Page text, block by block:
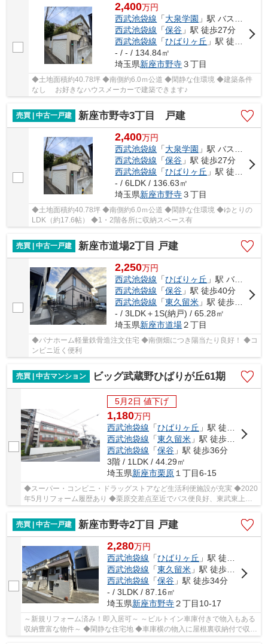
2,400万円
西武池袋線 「大泉学園 」駅 バス23分 「大泉学園」 停歩6分
西武池袋線 「保谷 」駅 徒歩27分
西武池袋線 「ひばりヶ丘 」駅 徒歩34分
- / - / 134.84㎡
埼玉県新座市野寺３丁目
◆土地面積約40.78坪 ◆南側約6.0ｍ公道 ◆閑静な住環境 ◆建築条件
なし お好きなハウスメーカーで建築できます♪
売買 | 中古一戸建 新座市野寺3丁目 戸建
2,400万円
西武池袋線 「大泉学園 」駅 バス23分 「大泉学園」 停歩6分
西武池袋線 「保谷 」駅 徒歩27分
西武池袋線 「ひばりヶ丘 」駅 徒歩34分
- / 6LDK / 136.63㎡
埼玉県新座市野寺３丁目
◆土地面積約40.78坪 ◆南側約6.0ｍ公道 ◆閑静な住環境 ◆ゆとりの
LDK（約17.6帖） ◆1・2階各所に収納スペース有
売買 | 中古一戸建 新座市道場2丁目 戸建
2,250万円
西武池袋線 「ひばりヶ丘 」駅 バス10分 「堀の内橋（新座市）」 停歩2分
西武池袋線 「保谷 」駅 徒歩40分
西武池袋線 「東久留米 」駅 徒歩47分
- / 3LDK＋1S(納戸) / 65.28㎡
埼玉県新座市道場２丁目
◆パナホーム軽量鉄骨造注文住宅 ◆南側畑につき陽当たり良好！ ◆コ
ンビニ近く便利
売買 | 中古マンション ビッグ武蔵野ひばりが丘61期
5月2日 値下げ
1,180万円
西武池袋線 「ひばりヶ丘 」駅 徒歩15分
西武池袋線 「東久留米 」駅 徒歩21分
西武池袋線 「保谷 」駅 徒歩36分
3階 / 1LDK / 44.29㎡
埼玉県新座市栗原 １丁目6-15
◆スーパー・コンビニ・ドラッグストアなど生活利便施設が充実 ◆2020
年5月リフォーム履歴あり ◆栗原交差点至近でバス便良好、東武東上線
方面へのアクセス可能 ◆ひばりヶ丘駅南口～武蔵...
売買 | 中古一戸建
新座市野寺2丁目 戸建
2,280万円
西武池袋線 「ひばりヶ丘 」駅 徒歩26分
西武池袋線 「東久留米 」駅 徒歩31分
西武池袋線 「保谷 」駅 徒歩34分
- / 3LDK / 87.16㎡
埼玉県新座市野寺２丁目10-17
～新規リフォーム済み！即入居可～ ～ビルトイン車庫付きで物入もある
収納豊富な物件～ ◆閑静な住宅地 ◆車庫横の物入に屋根裏収納付で収納
豊富 ◆駐車スペースあり（車種により駐車不可...